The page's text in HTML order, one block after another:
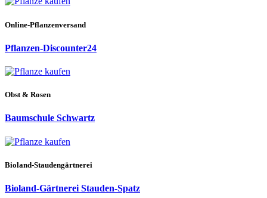
Online-Pflanzenversand
Pflanzen-Discounter24
Obst & Rosen
Baumschule Schwartz
Bioland-Staudengärtnerei
Bioland-Gärtnerei Stauden-Spatz